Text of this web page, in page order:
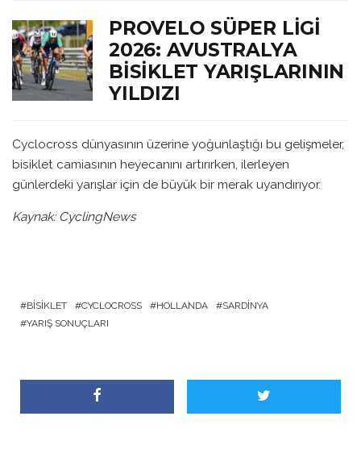
PROVELO SÜPER LIGI
2026: AVUSTRALYA
BISIKLET YARIŞLARININ
YILDIZI
Cyclocross dünyasının üzerine yoğunlaştığı bu gelişmeler,
bisiklet camiasının heyecanını artırırken, ilerleyen
günlerdeki yarışlar için de büyük bir merak uyandırıyor.
Kaynak: CyclingNews
BISIKLET CYCLOCROSS HOLLANDA
SARDINYA
YARIŞ SONUÇLARI